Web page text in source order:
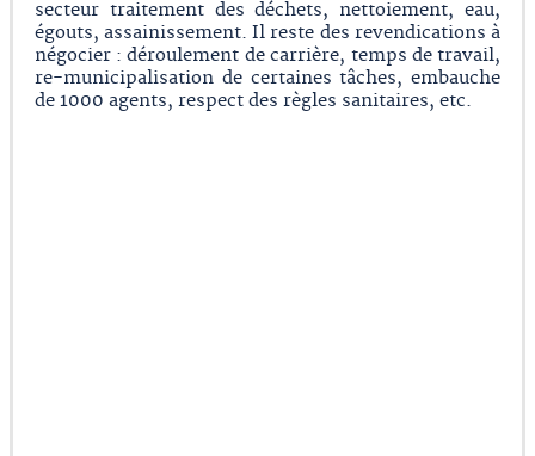
secteur traitement des déchets, nettoiement, eau,
égouts, assainissement. Il reste des revendications à
négocier : déroulement de carrière, temps de travail,
re-municipalisation de certaines tâches, embauche
de 1000 agents, respect des règles sanitaires, etc.